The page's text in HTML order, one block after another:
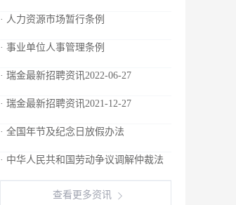
· 人力资源市场暂行条例
· 事业单位人事管理条例
· 瑞金最新招聘资讯2022-06-27
· 瑞金最新招聘资讯2021-12-27
· 全国年节及纪念日放假办法
· 中华人民共和国劳动争议调解仲裁法
查看更多资讯